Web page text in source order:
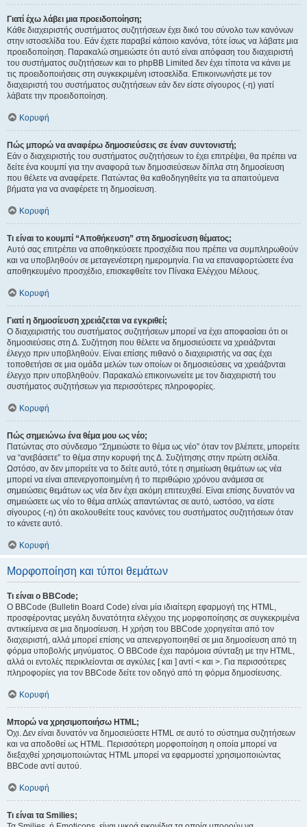
Γιατί έχω λάβει μια προειδοποίηση;
Κάθε διαχειριστής συστήματος συζητήσεων έχει δικό του σύνολο των κανόνων
στην ιστοσελίδα του. Εάν έχετε παραβεί κάποιο κανόνα, τότε ίσως να λάβατε μια
προειδοποίηση. Παρακαλώ σημειώστε ότι αυτό είναι απόφαση του διαχειριστή
του συστήματος συζητήσεων και το phpBB Limited δεν έχει τίποτα να κάνει με
τις προειδοποιήσεις στη συγκεκριμένη ιστοσελίδα. Επικοινωνήστε με τον
διαχειριστή του συστήματος συζητήσεων εάν δεν είστε σίγουρος (-η) γιατί
λάβατε την προειδοποίηση.
Κορυφή
Πώς μπορώ να αναφέρω δημοσιεύσεις σε έναν συντονιστή;
Εάν ο διαχειριστής του συστήματος συζητήσεων το έχει επιτρέψει, θα πρέπει να
δείτε ένα κουμπί για την αναφορά των δημοσιεύσεων δίπλα στη δημοσίευση
που θέλετε να αναφέρετε. Πατώντας θα καθοδηγηθείτε για τα απαιτούμενα
βήματα για να αναφέρετε τη δημοσίευση.
Κορυφή
Τι είναι το κουμπί “Αποθήκευση” στη δημοσίευση θέματος;
Αυτό σας επιτρέπει να αποθηκεύσετε προσχέδια που πρέπει να συμπληρωθούν
και να υποβληθούν σε μεταγενέστερη ημερομηνία. Για να επαναφορτώσετε ένα
αποθηκευμένο προσχέδιο, επισκεφθείτε τον Πίνακα Ελέγχου Μέλους.
Κορυφή
Γιατί η δημοσίευση χρειάζεται να εγκριθεί;
Ο διαχειριστής του συστήματος συζητήσεων μπορεί να έχει αποφασίσει ότι οι
δημοσιεύσεις στη Δ. Συζήτηση που θέλετε να δημοσιεύσετε να χρειάζονται
έλεγχο πριν υποβληθούν. Είναι επίσης πιθανό ο διαχειριστής να σας έχει
τοποθετήσει σε μια ομάδα μελών των οποίων οι δημοσιεύσεις να χρειάζονται
έλεγχο πριν υποβληθούν. Παρακαλώ επικοινωνείτε με τον διαχειριστή του
συστήματος συζητήσεων για περισσότερες πληροφορίες.
Κορυφή
Πώς σημειώνω ένα θέμα μου ως νέο;
Πατώντας στο σύνδεσμο “Σημειώστε το θέμα ως νέο” όταν τον βλέπετε, μπορείτε
να “ανεβάσετε” το θέμα στην κορυφή της Δ. Συζήτησης στην πρώτη σελίδα.
Ωστόσο, αν δεν μπορείτε να το δείτε αυτό, τότε η σημείωση θεμάτων ως νέα
μπορεί να είναι απενεργοποιημένη ή το περιθώριο χρόνου ανάμεσα σε
σημειώσεις θεμάτων ως νέα δεν έχει ακόμη επιτευχθεί. Είναι επίσης δυνατόν να
σημειώσετε ως νέο το θέμα απλώς απαντώντας σε αυτό, ωστόσο, να είστε
σίγουρος (-η) ότι ακολουθείτε τους κανόνες του συστήματος συζητήσεων όταν
το κάνετε αυτό.
Κορυφή
Μορφοποίηση και τύποι θεμάτων
Τι είναι ο BBCode;
Ο BBCode (Bulletin Board Code) είναι μία ιδιαίτερη εφαρμογή της HTML,
προσφέροντας μεγάλη δυνατότητα ελέγχου της μορφοποίησης σε συγκεκριμένα
αντικείμενα σε μια δημοσίευση. Η χρήση του BBCode χορηγείται από τον
διαχειριστή, αλλά μπορεί επίσης να απενεργοποιηθεί σε μια δημοσίευση από τη
φόρμα υποβολής μηνύματος. Ο BBCode έχει παρόμοια σύνταξη με την HTML,
αλλά οι εντολές περικλείονται σε αγκύλες [ και ] αντί < και >. Για περισσότερες
πληροφορίες για τον BBCode δείτε τον οδηγό από τη φόρμα δημοσίευσης.
Κορυφή
Μπορώ να χρησιμοποιήσω HTML;
Όχι. Δεν είναι δυνατόν να δημοσιεύσετε HTML σε αυτό το σύστημα συζητήσεων
και να αποδοθεί ως HTML. Περισσότερη μορφοποίηση η οποία μπορεί να
διεξαχθεί χρησιμοποιώντας HTML μπορεί να εφαρμοστεί χρησιμοποιώντας
BBCode αντί αυτού.
Κορυφή
Τι είναι τα Smilies;